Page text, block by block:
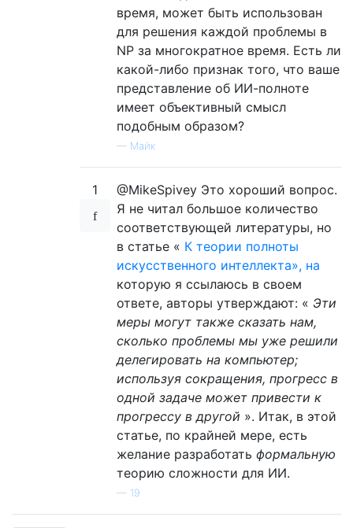
время, может быть использован
для решения каждой проблемы в
NP за многократное время. Есть ли
какой-либо признак того, что ваше
представление об ИИ-полноте
имеет объективный смысл
подобным образом?
— Майк
1
@MikeSpivey Это хороший вопрос.
Я не читал большое количество
соответствующей литературы, но
в статье « К теории полноты
искусственного интеллекта», на
которую я ссылаюсь в своем
ответе, авторы утверждают: « Эти
меры могут также сказать нам,
сколько проблемы мы уже решили
делегировать на компьютер;
используя сокращения, прогресс в
одной задаче может привести к
прогрессу в другой ». Итак, в этой
статье, по крайней мере, есть
желание разработать формальную
теорию сложности для ИИ.
— 19